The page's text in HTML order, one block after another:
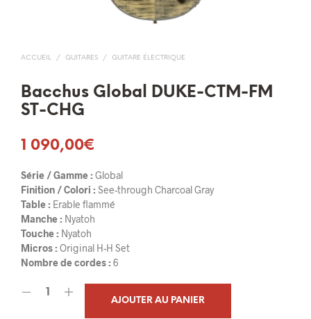
ACCUEIL / GUITARES / GUITARE ÉLECTRIQUE
Bacchus Global DUKE-CTM-FM
ST-CHG
1 090,00€
Série / Gamme : Global
Finition / Colori : See-through Charcoal Gray
Table : Erable flammé
Manche : Nyatoh
Touche : Nyatoh
Micros : Original H-H Set
Nombre de cordes : 6
AJOUTER AU PANIER